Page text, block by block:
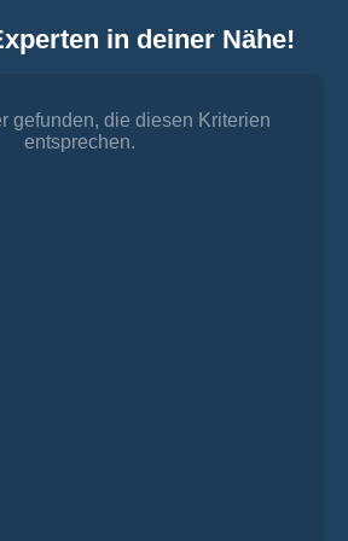
in deiner Nähe!
gefunden, die diesen Kriterien
entsprechen.